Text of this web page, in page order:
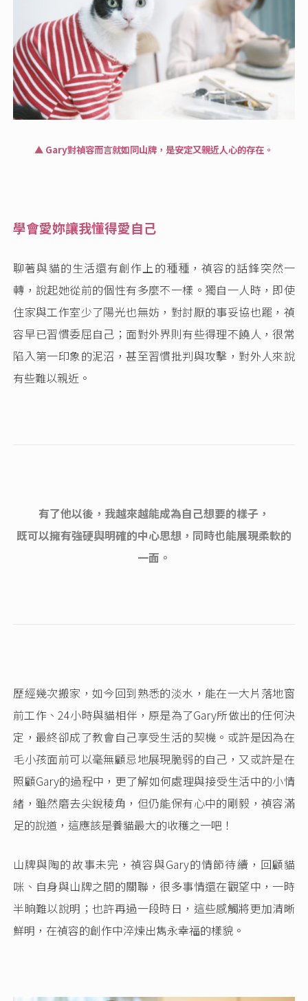
▲ Gary對禎容而言就如同山牌，是安定又親近人心的存在。
學會愛妳讓我懂得愛自己
聊著與貓的生活還有創作上的種種，禎容的話鋒突然一
轉，說起她從前的個性有多麼不一樣。獨自一人時，即使
住家與工作室少了陽光也無妨，對討厭的事妥協也罷，禎
容早已習慣委屈自己；面對外界則有些得理不饒人，很常
陷入第一印象的泥沼，甚至習慣批判與攻擊，對外人來說
有些難以親近。
有了他以後，我越來越能成為自己想要的樣子，
既可以擁有強硬與明確的中心思想，同時也能展現柔軟的
一面。
歷經幾次搬家，如今回到熟悉的淡水，能在一大片落地窗
前工作、24小時與貓相伴，原是為了Gary所做出的任何決
定，最終卻成了教會自己享受生活的契機。或許是因為在
毛小孩面前可以毫無顧忌地展現脆弱的自己，又或許是在
照顧Gary的過程中，更了解如何處理與接受生活中的小情
緒，雖然磨去尖銳稜角，但仍能保有心中的剛毅，禎容滿
足的說道，這應該是養貓最大的收穫之一吧！
山牌與陶的故事未完，禎容與Gary的情節待續，回顧貓
咪、自身與山牌之間的關聯，很多事情還在觀望中，一時
半晌難以說明；也許再過一段時日，這些感觸將更加清晰
鮮明，在禎容的創作中淬煉出雋永幸福的樣貌。